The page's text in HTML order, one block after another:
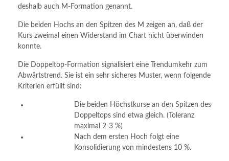
deshalb auch M-Formation genannt.
Die beiden Hochs an den Spitzen des M zeigen an, daß der
Kurs zweimal einen Widerstand im Chart nicht überwinden
konnte.
Die Doppeltop-Formation signalisiert eine Trendumkehr zum
Abwärtstrend. Sie ist ein sehr sicheres Muster, wenn folgende
Kriterien erfüllt sind:
Die beiden Höchstkurse an den Spitzen des
Doppeltops sind etwa gleich. (Toleranz
maximal 2-3 %)
Nach dem ersten Hoch folgt eine
Konsolidierung von mindestens 10 %.